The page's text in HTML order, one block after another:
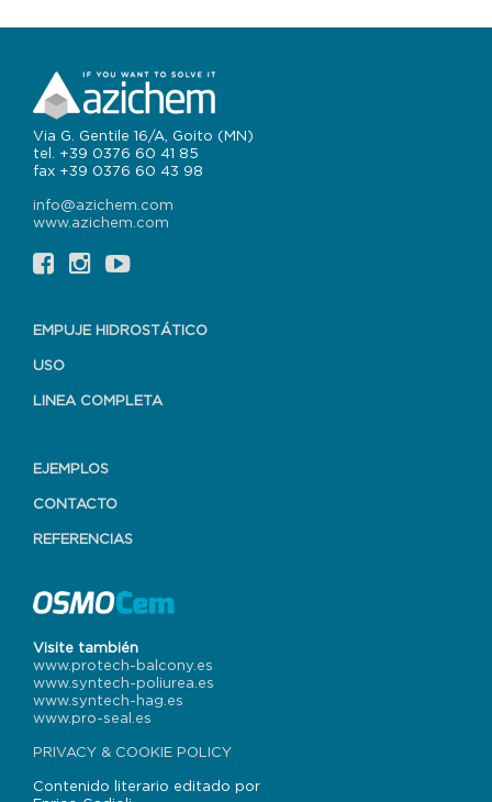
Via G. Gentile 16/A, Goito (MN)
tel. +39 0376 60 41 85
fax +39 0376 60 43 98
info@azichem.com
www.azichem.com
EMPUJE HIDROSTÁTICO
USO
LINEA COMPLETA
EJEMPLOS
CONTACTO
REFERENCIAS
Visite también
www.protech-balcony.es
www.syntech-poliurea.es
www.syntech-hag.es
www.pro-seal.es
PRIVACY & COOKIE POLICY
Contenido literario editado por